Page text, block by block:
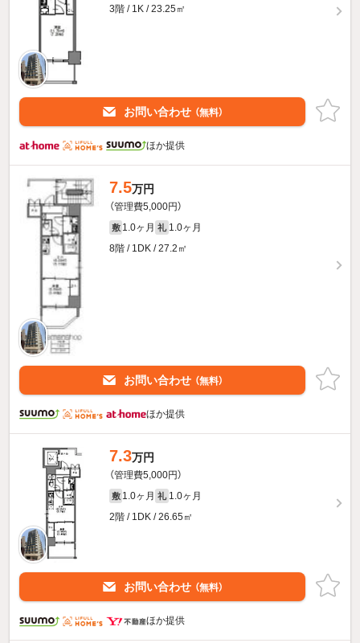
3階 / 1K / 23.25㎡
お問い合わせ （無料）
ほか提供
7.5万円
（管理費5,000円）
敷 1.0ヶ月 礼 1.0ヶ月
8階 / 1DK / 27.2㎡
お問い合わせ （無料）
ほか提供
7.3万円
（管理費5,000円）
敷 1.0ヶ月 礼 1.0ヶ月
2階 / 1DK / 26.65㎡
お問い合わせ （無料）
ほか提供